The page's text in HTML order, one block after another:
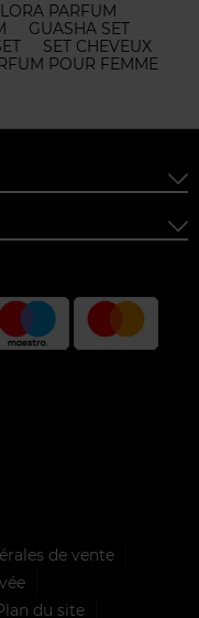
PARFUM
GUASHA SET
SET CHEVEUX
POUR FEMME
de vente
du site